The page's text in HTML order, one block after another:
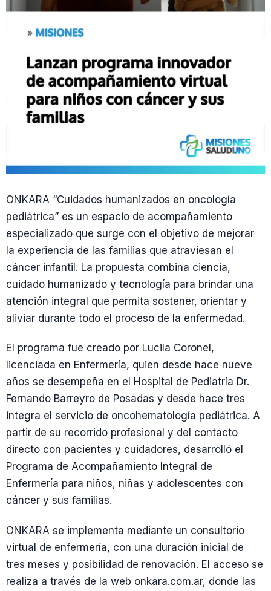
ONKARA “Cuidados humanizados en oncología
pediátrica” es un espacio de acompañamiento
especializado que surge con el objetivo de mejorar
la experiencia de las familias que atraviesan el
cáncer infantil. La propuesta combina ciencia,
cuidado humanizado y tecnología para brindar una
atención integral que permita sostener, orientar y
aliviar durante todo el proceso de la enfermedad.
El programa fue creado por Lucila Coronel,
licenciada en Enfermería, quien desde hace nueve
años se desempeña en el Hospital de Pediatría Dr.
Fernando Barreyro de Posadas y desde hace tres
integra el servicio de oncohematología pediátrica. A
partir de su recorrido profesional y del contacto
directo con pacientes y cuidadores, desarrolló el
Programa de Acompañamiento Integral de
Enfermería para niños, niñas y adolescentes con
cáncer y sus familias.
ONKARA se implementa mediante un consultorio
virtual de enfermería, con una duración inicial de
tres meses y posibilidad de renovación. El acceso se
realiza a través de la web onkara.com.ar, donde las